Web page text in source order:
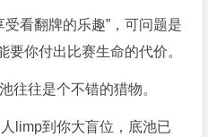
看翻牌的乐趣”，可问题是
要你付出比赛生命的代价。
往往是个不错的猎物。
limp到你大盲位，底池已